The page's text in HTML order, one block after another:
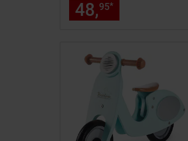
48,95*